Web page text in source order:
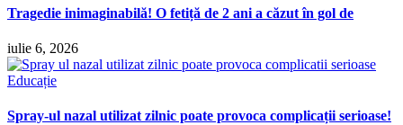
Tragedie inimaginabilă! O fetiță de 2 ani a căzut în gol de
iulie 6, 2026
Educație
Spray-ul nazal utilizat zilnic poate provoca complicații serioase!